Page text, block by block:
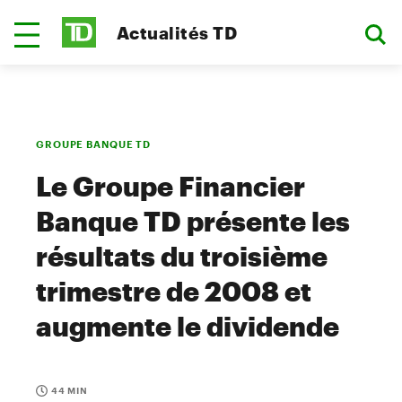
Actualités TD
GROUPE BANQUE TD
Le Groupe Financier
Banque TD présente les
résultats du troisième
trimestre de 2008 et
augmente le dividende
44 MIN